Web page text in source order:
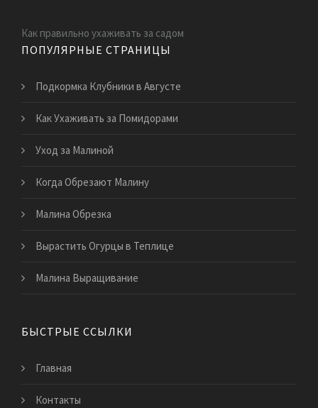
Как правильно ухаживать за садом
ПОПУЛЯРНЫЕ СТРАНИЦЫ
Подкормка Клубники в Августе
Как Ухаживать за Помидорами
Уход за Малиной
Когда Обрезают Малину
Малина Обрезка
Вырастить Огурцы в Теплице
Малина Выращивание
БЫСТРЫЕ ССЫЛКИ
Главная
Контакты